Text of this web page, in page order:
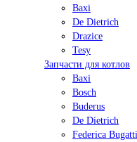
Baxi
De Dietrich
Drazice
Tesy
Запчасти для котлов
Baxi
Bosch
Buderus
De Dietrich
Federica Bugatti